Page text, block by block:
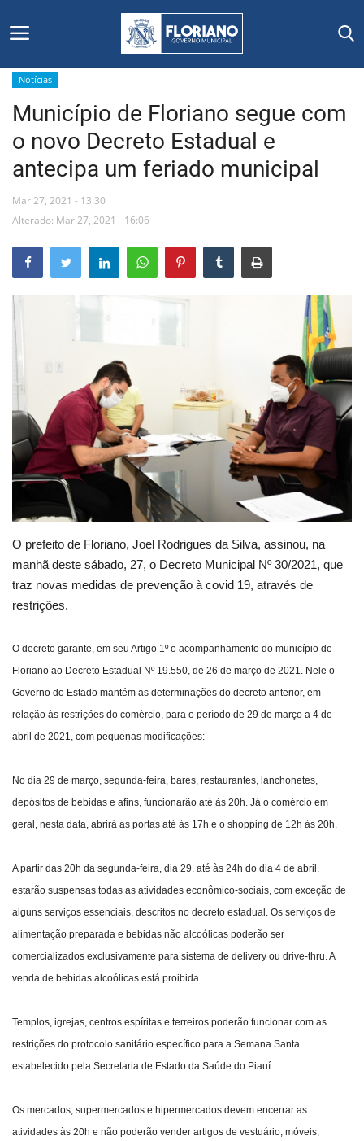
Início
Editais
Floriano
Mural de Licitações
Notícias
Vídeos
Webmail
Contato
Notícias
Município de Floriano segue com
o novo Decreto Estadual e
antecipa um feriado municipal
Mar 27, 2021 - 13:30
Alterado: Mar 27, 2021 - 16:06
O prefeito de Floriano, Joel Rodrigues da Silva, assinou, na
manhã deste sábado, 27, o Decreto Municipal Nº 30/2021, que
traz novas medidas de prevenção à covid 19, através de
restrições.
O decreto garante, em seu Artigo 1º o acompanhamento do município de
Floriano ao Decreto Estadual Nº 19.550, de 26 de março de 2021. Nele o
Governo do Estado mantém as determinações do decreto anterior, em
relação às restrições do comércio, para o período de 29 de março a 4 de
abril de 2021, com pequenas modificações:
No dia 29 de março, segunda-feira, bares, restaurantes, lanchonetes,
depósitos de bebidas e afins, funcionarão até às 20h. Já o comércio em
geral, nesta data, abrirá as portas até às 17h e o shopping de 12h às 20h.
A partir das 20h da segunda-feira, dia 29, até às 24h do dia 4 de abril,
estarão suspensas todas as atividades econômico-sociais, com exceção de
alguns serviços essenciais, descritos no decreto estadual. Os serviços de
alimentação preparada e bebidas não alcoólicas poderão ser
comercializados exclusivamente para sistema de delivery ou drive-thru. A
venda de bebidas alcoólicas está proibida.
Templos, igrejas, centros espíritas e terreiros poderão funcionar com as
restrições do protocolo sanitário específico para a Semana Santa
estabelecido pela Secretaria de Estado da Saúde do Piauí.
Os mercados, supermercados e hipermercados devem encerrar as
atividades às 20h e não poderão vender artigos de vestuário, móveis,